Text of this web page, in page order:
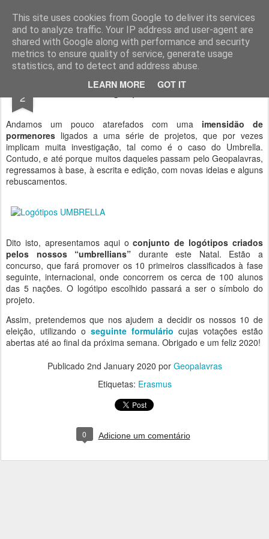
This site uses cookies from Google to deliver its services
and to analyze traffic. Your IP address and user-agent are
shared with Google along with performance and security
metrics to ensure quality of service, generate usage
statistics, and to detect and address abuse.
LEARN MORE GOT IT
Geopalavras
canal800 clique ZapCanal
2 Logótipo Umbrella.
Andamos um pouco atarefados com uma imensidão de
pormenores ligados a uma série de projetos, que por vezes
implicam muita investigação, tal como é o caso do Umbrella.
Contudo, e até porque muitos daqueles passam pelo Geopalavras,
regressamos à base, à escrita e edição, com novas ideias e alguns
rebuscamentos.
Dito isto, apresentamos aqui oconjunto de logótipos criados
pelos nossos “umbrellians” durante este Natal. Estão a
concurso, que fará promover os 10 primeiros classificados à fase
seguinte, internacional, onde concorrem os cerca de 100 alunos
das 5 nações. O logótipo escolhido passará a ser o símbolo do
projeto.
Assim, pretendemos que nos ajudem a decidir os nossos 10 de
eleição, utilizando o seguinte formulário cujas votações estão
abertas até ao final da próxima semana. Obrigado e um feliz 2020!
Publicado 2nd January 2020 por Geopalavras
Etiquetas: Erasmus
0 Adicione um comentário